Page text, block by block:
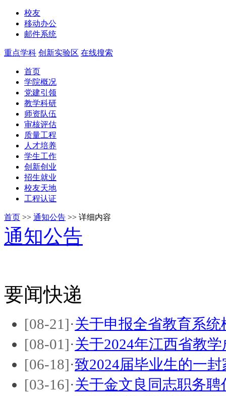
校友
移动办公
邮件系统
重点学科 创新实验区 在线搜索
首页
学院概况
党建引领
教学科研
师资队伍
审核评估
质量工程
人才培养
学生工作
创新创业
招生就业
校友天地
工程认证
首页 >> 通知公告 >> 详细内容
通知公告
要闻快递
[08-21]·关于申报全省教育系统
[08-01]·关于2024年江西省教
[06-18]·致2024届毕业生的一封
[03-16]·关于金文良同志职务聘